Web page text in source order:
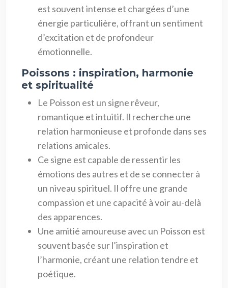
est souvent intense et chargées d’une
énergie particulière, offrant un sentiment
d’excitation et de profondeur
émotionnelle.
Poissons : inspiration, harmonie
et spiritualité
Le Poisson est un signe rêveur,
romantique et intuitif. Il recherche une
relation harmonieuse et profonde dans ses
relations amicales.
Ce signe est capable de ressentir les
émotions des autres et de se connecter à
un niveau spirituel. Il offre une grande
compassion et une capacité à voir au-delà
des apparences.
Une amitié amoureuse avec un Poisson est
souvent basée sur l’inspiration et
l’harmonie, créant une relation tendre et
poétique.